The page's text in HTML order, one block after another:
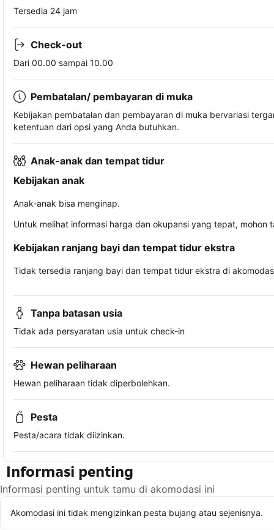
Tersedia 24 jam
Check-out
Dari 00.00 sampai 10.00
Pembatalan/ pembayaran di muka
Kebijakan pembatalan dan pembayaran di muka bervariasi
ketentuan dari opsi yang Anda butuhkan.
Anak-anak dan tempat tidur
Kebijakan anak
Anak-anak bisa menginap.
Untuk melihat informasi harga dan okupansi yang tepat,
Kebijakan ranjang bayi dan tempat tidur ekstra
Tidak tersedia ranjang bayi dan tempat tidur ekstra di
Tanpa batasan usia
Tidak ada persyaratan usia untuk check-in
Hewan peliharaan
Hewan peliharaan tidak diperbolehkan.
Pesta
Pesta/acara tidak diizinkan.
Informasi penting
Informasi penting untuk tamu di akomodasi ini
Akomodasi ini tidak mengizinkan pesta bujang atau sejenisnya.